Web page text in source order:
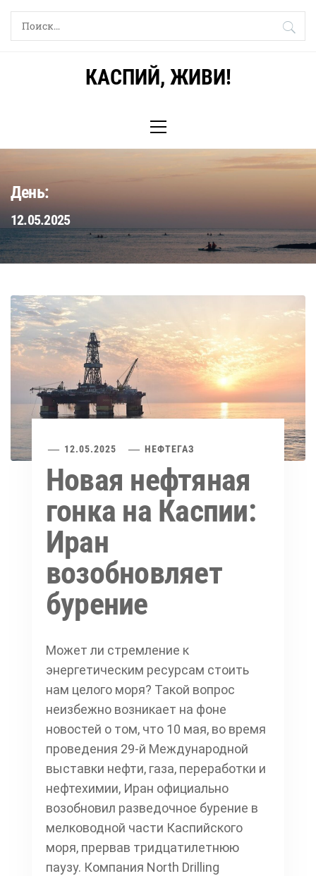
Skip
Найти:
КАСПИЙ, ЖИВИ!
Menu
День:
12.05.2025
12.05.2025 НЕФТЕГАЗ
Новая нефтяная
гонка на Каспии:
Иран
возобновляет
бурение
Может ли стремление к
энергетическим ресурсам стоить
нам целого моря? Такой вопрос
неизбежно возникает на фоне
новостей о том, что 10 мая, во время
проведения 29-й Международной
выставки нефти, газа, переработки и
нефтехимии, Иран официально
возобновил разведочное бурение в
мелководной части Каспийского
моря, прервав тридцатилетнюю
паузу. Компания North Drilling